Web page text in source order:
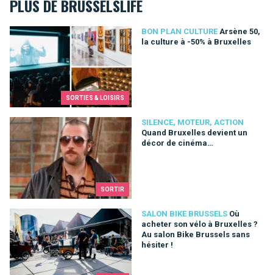
PLUS DE BRUSSELSLIFE
SORTIES & LOISIRS
BON PLAN CULTURE Arsène 50,
la culture à -50% à Bruxelles
Arsène 50, la culture à -50% à Bruxelles
SORTIR
SILENCE, MOTEUR, ACTION
Quand Bruxelles devient un
décor de cinéma…
Quand Bruxelles devient un décor de cinéma…
SALON BIKE BRUSSELS Où
acheter son vélo à Bruxelles ?
Au salon Bike Brussels sans
hésiter !
Où acheter son vélo à Bruxelles ? Au salon Bike Brussels